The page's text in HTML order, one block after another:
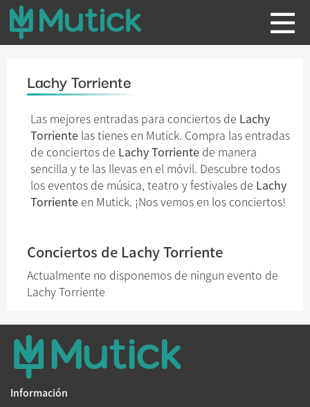
Lachy Torriente
Las mejores entradas para conciertos de Lachy
Torriente las tienes en Mutick. Compra las entradas
de conciertos de Lachy Torriente de manera
sencilla y te las llevas en el móvil. Descubre todos
los eventos de música, teatro y festivales de Lachy
Torriente en Mutick. ¡Nos vemos en los conciertos!
Conciertos de Lachy Torriente
Actualmente no disponemos de ningun evento de
Lachy Torriente
Información